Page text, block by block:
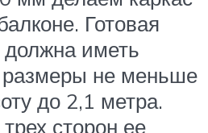
Готовая
иметь
размеры не меньше
до 2,1 метра.
сторон ее